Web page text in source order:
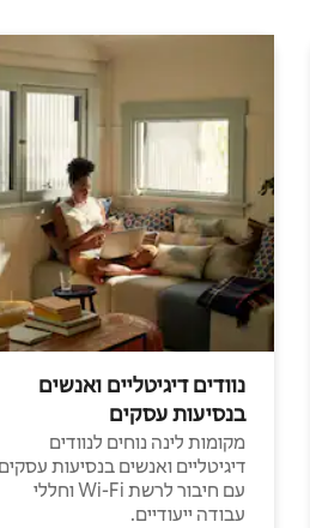
נוודים דיגיטליים ואנשים
בנסיעות עסקים
מקומות לינה נוחים לנוודים
דיגיטליים ואנשים בנסיעות עסקים
עם חיבור לרשת Wi-Fi וחללי
עבודה ייעודיים.